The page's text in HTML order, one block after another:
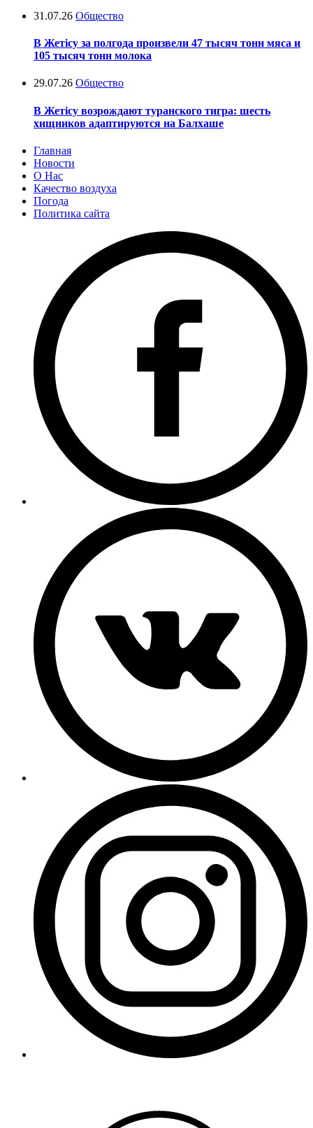
31.07.26 Общество
В Жетісу за полгода произвели 47 тысяч тонн мяса и
105 тысяч тонн молока
29.07.26 Общество
В Жетісу возрождают туранского тигра: шесть
хищников адаптируются на Балхаше
Главная
Новости
О Нас
Качество воздуха
Погода
Политика сайта